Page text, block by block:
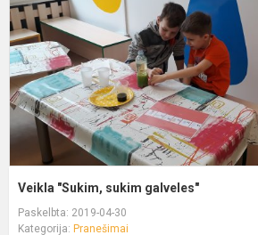
Veikla "Sukim, sukim galveles"
Paskelbta: 2019-04-30
Kategorija: Pranešimai